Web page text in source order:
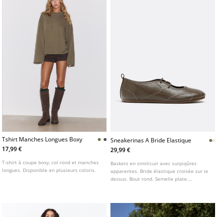
Tshirt Manches Longues Boxy
17,99 €
T-shirt à coupe boxy, col rond et manches
longues. Disponible en plusieurs coloris.
Sneakerinas A Bride Elastique
29,99 €
Baskets en similicuir avec surpiqûres
apparentes. Bride élastique croisée sur le
dessus. Bout rond. Semelle plate.